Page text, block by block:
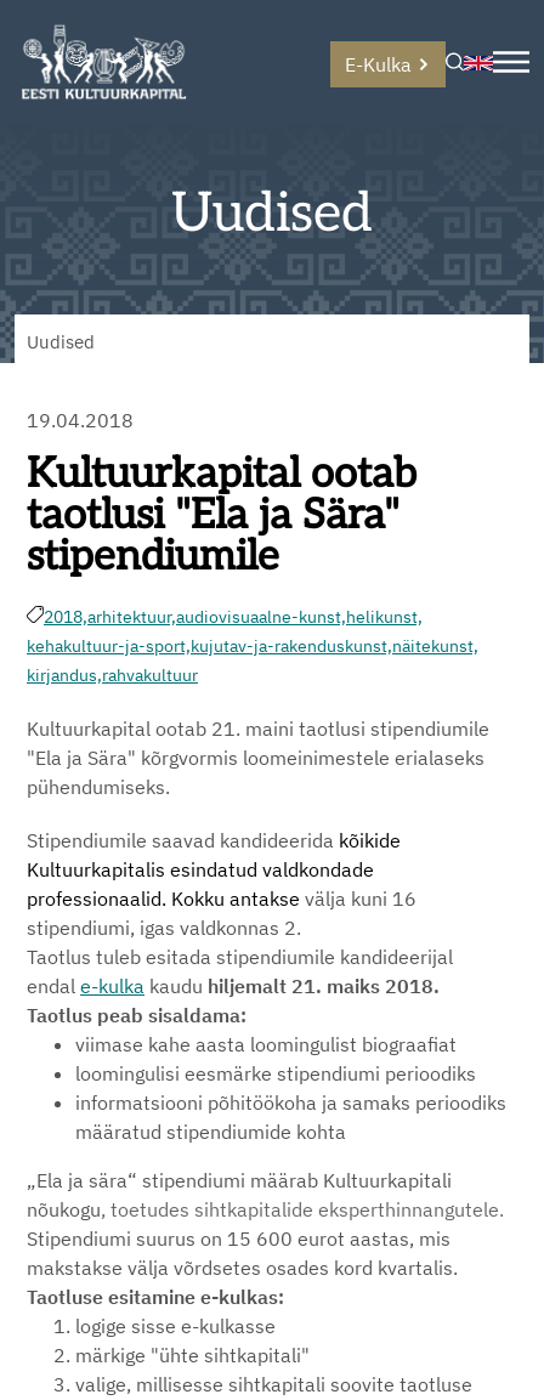
E-Kulka
Uudised
Uudised
19.04.2018
Kultuurkapital ootab
taotlusi "Ela ja Sära"
stipendiumile
2018,arhitektuur,audiovisuaalne-kunst,helikunst,
kehakultuur-ja-sport,kujutav-ja-rakenduskunst,näitekunst,
kirjandus,rahvakultuur
Kultuurkapital ootab 21. maini taotlusi stipendiumile
"Ela ja Sära" kõrgvormis loomeinimestele erialaseks
pühendumiseks.
Stipendiumile saavad kandideerida kõikide
Kultuurkapitalis esindatud valdkondade
professionaalid. Kokku antakse välja kuni 16
stipendiumi, igas valdkonnas 2.
Taotlus tuleb esitada stipendiumile kandideerijal
endal e-kulka kaudu hiljemalt 21. maiks 2018.
Taotlus peab sisaldama:
viimase kahe aasta loomingulist biograafiat
loomingulisi eesmärke stipendiumi perioodiks
informatsiooni põhitöökoha ja samaks perioodiks
määratud stipendiumide kohta
„Ela ja sära“ stipendiumi määrab Kultuurkapitali
nõukogu, toetudes sihtkapitalide eksperthinnangutele.
Stipendiumi suurus on 15 600 eurot aastas, mis
makstakse välja võrdsetes osades kord kvartalis.
Taotluse esitamine e-kulkas:
logige sisse e-kulkasse
märkige "ühte sihtkapitali"
valige, millisesse sihtkapitali soovite taotluse